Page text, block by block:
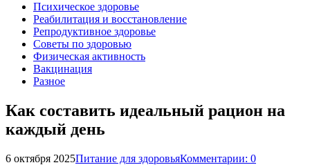
Психическое здоровье
Реабилитация и восстановление
Репродуктивное здоровье
Советы по здоровью
Физическая активность
Вакцинация
Разное
Как составить идеальный рацион на
каждый день
6 октября 2025Питание для здоровьяКомментарии: 0